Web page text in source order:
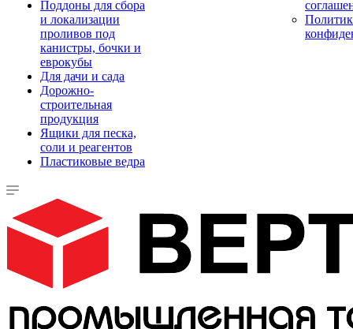
Поддоны для сбора
и локализации
проливов под
канистры, бочки и
еврокубы
Для дачи и сада
Дорожно-
строительная
продукция
Ящики для песка,
соли и реагентов
Пластиковые ведра